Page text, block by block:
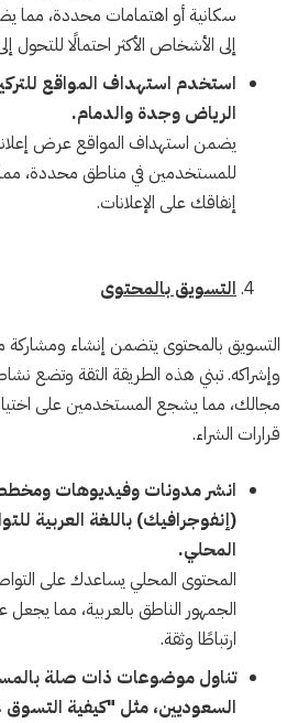
سكانية أو اهتمامات محددة، مما
إلى الأشخاص الأكثر احتمالًا للتحول
استخدم استهداف المواقع
الرياض وجدة والدمام.
يضمن استهداف المواقع عرض
للمستخدمين في مناطق محددة،
إنفاقك على الإعلانات.
التسويق بالمحتوى
التسويق بالمحتوى يتضمن إنشاء
وإشراكه. تبني هذه الطريقة الثقة وتضع
مجالك، مما يشجع المستخدمين على اختيار
قرارات الشراء.
انشر مدونات وفيديوهات
(إنفوجرافيك) باللغة العربية
المحلي.
المحتوى المحلي يساعدك على
الجمهور الناطق بالعربية، مما يجعل
ارتباطًا وثقة.
تناول موضوعات ذات صلة
السعوديين، مثل "كيفية التسوق